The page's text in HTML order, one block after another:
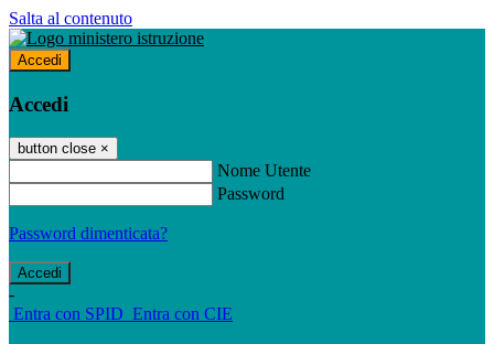
Salta al contenuto
Accedi
Accedi
button close ×
Nome Utente
Password
Password dimenticata?
-
Entra con SPID Entra con CIE